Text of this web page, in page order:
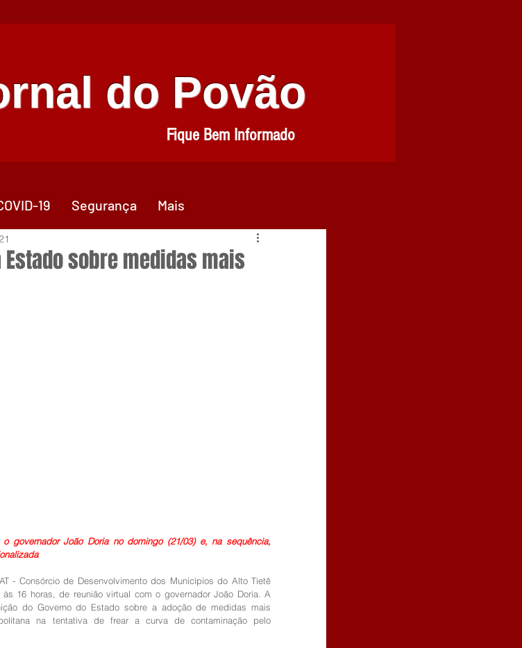
do Povão
Fique Bem Informado
Estado sobre medidas mais
governador João Doria no domingo (21/03) e, na sequência,
- Consórcio de Desenvolvimento dos Municípios do Alto Tietê
16 horas, de reunião virtual com o governador João Doria. A
do Governo do Estado sobre a adoção de medidas mais
na tentativa de frear a curva de contaminação pelo
19 Segurança Mais